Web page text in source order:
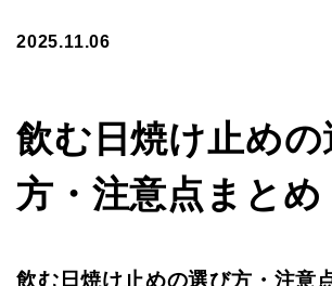
2025.11.06
飲む日焼け止めの
方・注意点まとめ
飲む日焼け止めの選び方・注意